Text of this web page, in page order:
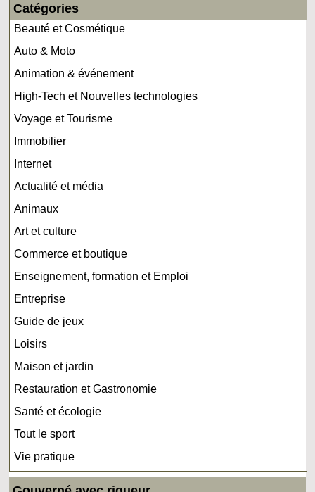
Catégories
Beauté et Cosmétique
Auto & Moto
Animation & événement
High-Tech et Nouvelles technologies
Voyage et Tourisme
Immobilier
Internet
Actualité et média
Animaux
Art et culture
Commerce et boutique
Enseignement, formation et Emploi
Entreprise
Guide de jeux
Loisirs
Maison et jardin
Restauration et Gastronomie
Santé et écologie
Tout le sport
Vie pratique